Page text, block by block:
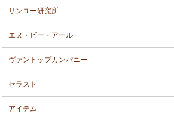
サンユー研究所
エヌ・ビー・アール
ヴァントップカンパニー
セラスト
アイテム